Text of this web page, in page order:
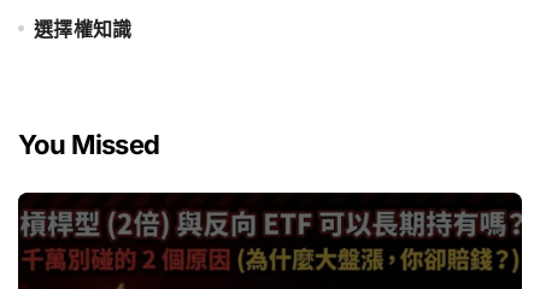
選擇權知識
You Missed